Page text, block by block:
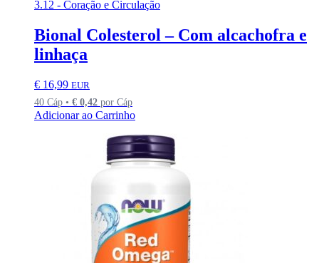
3.12 - Coração e Circulação
Bional Colesterol – Com alcachofra e
linhaça
€ 16,99 EUR
40 Cáp • € 0,42 por Cáp
Adicionar ao Carrinho